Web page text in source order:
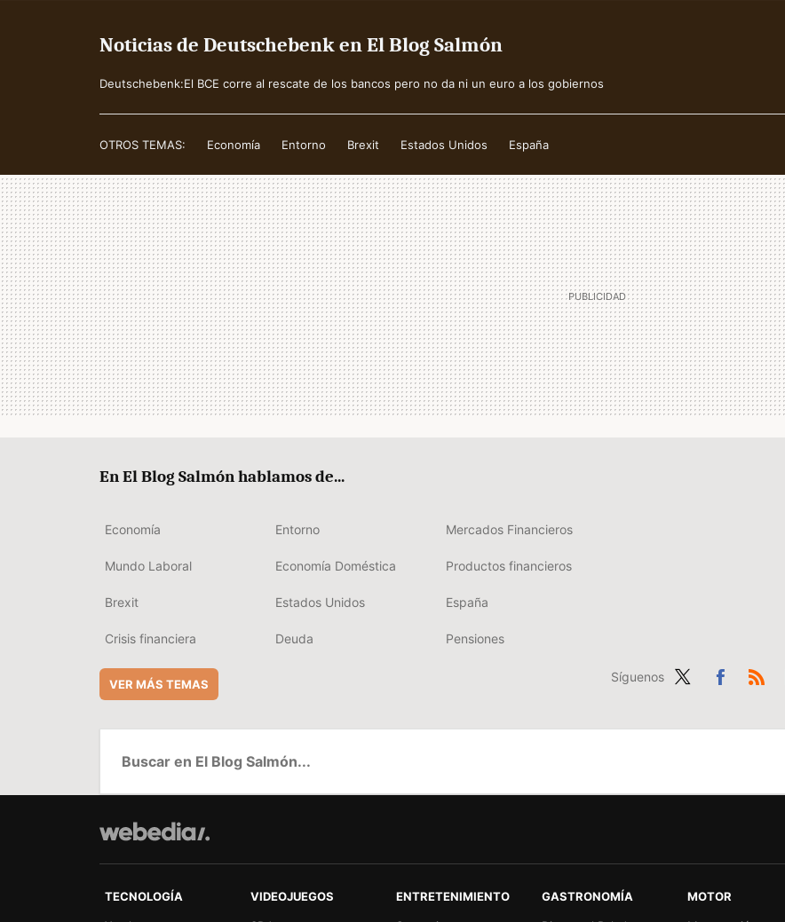
Noticias de Deutschebenk en El Blog Salmón
Deutschebenk:El BCE corre al rescate de los bancos pero no da ni un euro a los gobiernos
OTROS TEMAS: Economía Entorno Brexit Estados Unidos España
Síguenos
ter
ebo
En El Blog Salmón hablamos de...
Economía Entorno Mercados Financieros
Mundo Laboral Economía Doméstica Productos financieros
Brexit Estados Unidos España
Crisis financiera Deuda Pensiones
VER MÁS TEMAS
TECNOLOGÍA VIDEOJUEGOS ENTRETENIMIENTO GASTRONOMÍA MOTOR